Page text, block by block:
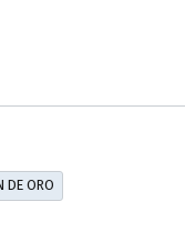
DE ORO